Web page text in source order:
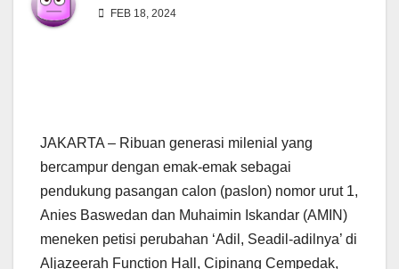
FEB 18, 2024
JAKARTA – Ribuan generasi milenial yang
bercampur dengan emak-emak sebagai
pendukung pasangan calon (paslon) nomor urut 1,
Anies Baswedan dan Muhaimin Iskandar (AMIN)
meneken petisi perubahan ‘Adil, Seadil-adilnya’ di
Aljazeerah Function Hall, Cipinang Cempedak,